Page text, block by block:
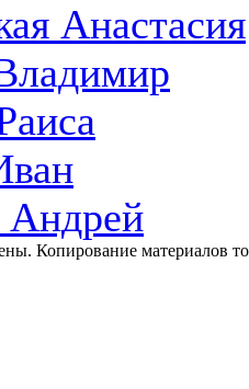
Анастасия
Копирование материалов